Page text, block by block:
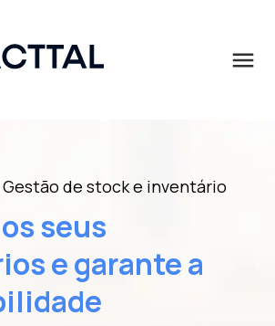
menu
Gestão de stock e inventário
seus
e garante a